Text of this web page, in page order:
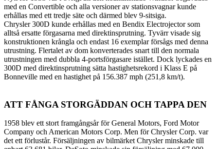
med en Convertible och alla versioner av stationsvagnar kunde
erhållas med ett tredje säte och därmed blev 9-sitsiga.
Chrysler 300D kunde erhållas med en Bendix Electrojector som
alltså ersatte förgasarna med direktinsprutning. Tyvärr visade sig
konstruktionen krångla och endast 16 exemplar försågs med denna
utrustning. Flertalet av dom konverterades snart till den normala
utrustningen med dubbla 4-portsförgasare istället. Dock lyckades en
300D med direktinsprutning sätta hastighetsrekord i Klass E på
Bonneville med en hastighet på 156.387 mph (251,8 km/t).
ATT FÅNGA STORGÄDDAN OCH TAPPA DEN
1958 blev ett stort framgångsår för General Motors, Ford Motor
Company och American Motors Corp. Men för Chrysler Corp. var
det ett förlustår. Försäljningen av bilmärket Chrysler minskade till